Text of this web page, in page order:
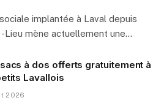
implantée à Laval depuis
Lieu mène actuellement une…
à dos offerts gratuitement à
Lavallois
2026